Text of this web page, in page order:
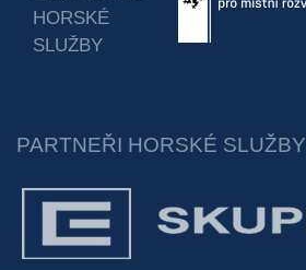
HORSKÉ
SLUŽBY
PARTNEŘI HORSKÉ SLUŽBY